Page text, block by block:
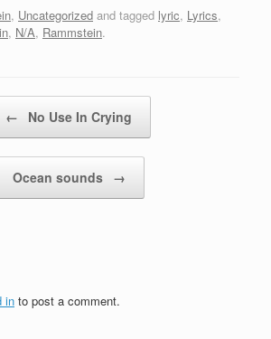
, Uncategorized and tagged lyric, Lyrics,
, N/A, Rammstein.
← No Use In Crying
Ocean sounds →
in to post a comment.